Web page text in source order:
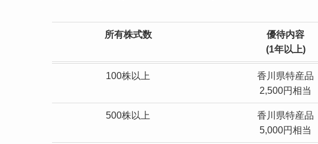
所有株式数
優待内容
(1年以上)
100株以上
香川県特産品
2,500円相当
500株以上
香川県特産品
5,000円相当